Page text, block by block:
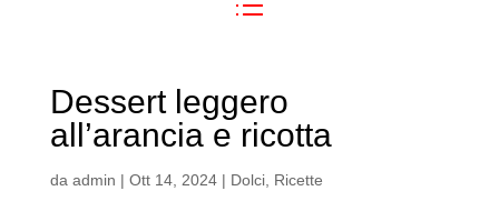
Dessert leggero
all’arancia e ricotta
da admin | Ott 14, 2024| Dolci, Ricette